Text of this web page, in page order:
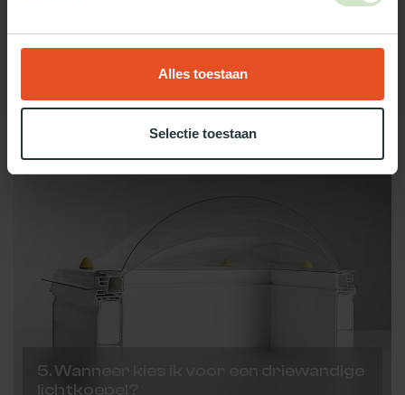
Alles toestaan
Selectie toestaan
situaties met verwarmde ruimtes, door de goede isolatie
tegen een voordelige prijs zij...
5. Wanneer kies ik voor een driewandige
lichtkoepel?